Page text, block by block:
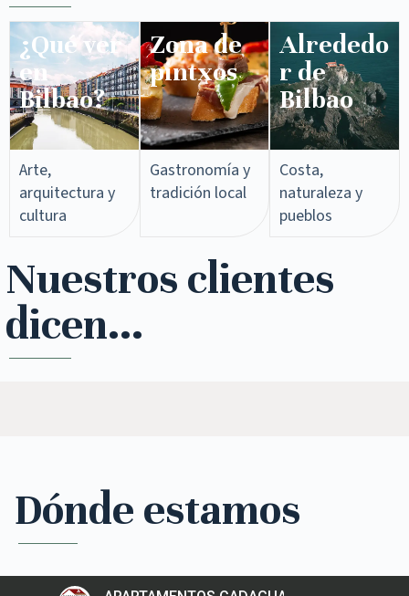
¿Qué ver
en
Bilbao?
Arte,
arquitectura y
cultura
Zona de
pintxos​
Gastronomía y
tradición local
Alrededo
r de
Bilbao
Costa,
naturaleza y
pueblos
Nuestros clientes
dicen...
Dónde estamos